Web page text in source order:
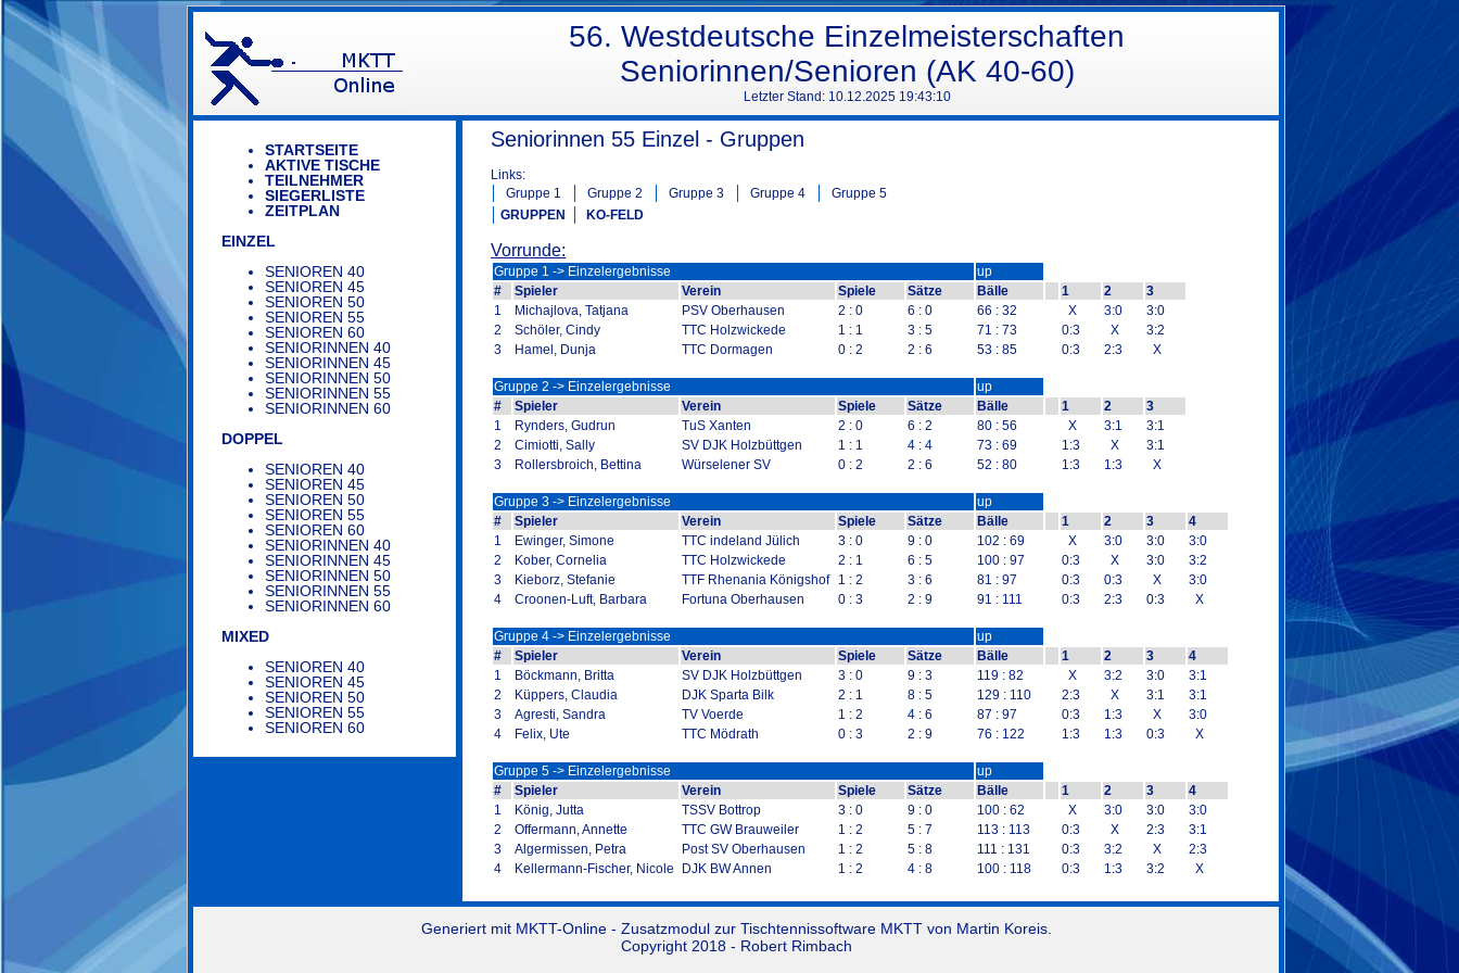
56. Westdeutsche Einzelmeisterschaften
Seniorinnen/Senioren (AK 40-60)
Letzter Stand: 10.12.2025 19:43:10
STARTSEITE
AKTIVE TISCHE
TEILNEHMER
SIEGERLISTE
ZEITPLAN
EINZEL
SENIOREN 40
SENIOREN 45
SENIOREN 50
SENIOREN 55
SENIOREN 60
SENIORINNEN 40
SENIORINNEN 45
SENIORINNEN 50
SENIORINNEN 55
SENIORINNEN 60
DOPPEL
SENIOREN 40
SENIOREN 45
SENIOREN 50
SENIOREN 55
SENIOREN 60
SENIORINNEN 40
SENIORINNEN 45
SENIORINNEN 50
SENIORINNEN 55
SENIORINNEN 60
MIXED
SENIOREN 40
SENIOREN 45
SENIOREN 50
SENIOREN 55
SENIOREN 60
Seniorinnen 55 Einzel - Gruppen
Links:
Gruppe 1
Gruppe 2 Gruppe 3 Gruppe 4
Gruppe 5
GRUPPEN
KO-FELD
Vorrunde:
Gruppe 1 -> Einzelergebnisse
up
#
Spieler Verein Spiele Sätze Bälle 1 2
3
1
Michajlova, Tatjana PSV Oberhausen 2 : 0 6 : 0 66 : 32 X 3:0
3:0
2
Schöler, Cindy TTC Holzwickede 1 : 1 3 : 5 71 : 73 0:3 X
3:2
3
Hamel, Dunja TTC Dormagen 0 : 2 2 : 6 53 : 85 0:3 2:3 X
Gruppe 2 -> Einzelergebnisse
up
#
Spieler Verein Spiele Sätze Bälle 1 2
3
1
Rynders, Gudrun TuS Xanten 2 : 0 6 : 2 80 : 56 X 3:1
3:1
2
Cimiotti, Sally SV DJK Holzbüttgen 1 : 1 4 : 4 73 : 69 1:3 X
3:1
3
Rollersbroich, Bettina Würselener SV 0 : 2 2 : 6 52 : 80 1:3 1:3 X
Gruppe 3 -> Einzelergebnisse
up
#
Spieler Verein Spiele Sätze Bälle 1 2 3
4
1
Ewinger, Simone TTC indeland Jülich 3 : 0 9 : 0 102 : 69 X 3:0 3:0
3:0
2
Kober, Cornelia TTC Holzwickede 2 : 1 6 : 5 100 : 97 0:3 X 3:0
3:2
3
Kieborz, Stefanie TTF Rhenania Königshof 1 : 2 3 : 6 81 : 97 0:3 0:3 X
3:0
4
Croonen-Luft, Barbara Fortuna Oberhausen 0 : 3 2 : 9 91 : 111 0:3 2:3 0:3 X
Gruppe 4 -> Einzelergebnisse
up
#
Spieler Verein Spiele Sätze Bälle 1 2 3
4
1
Böckmann, Britta SV DJK Holzbüttgen 3 : 0 9 : 3 119 : 82 X 3:2 3:0
3:1
2
Küppers, Claudia DJK Sparta Bilk 2 : 1 8 : 5 129 : 110 2:3 X 3:1
3:1
3
Agresti, Sandra TV Voerde 1 : 2 4 : 6 87 : 97 0:3 1:3 X
3:0
4
Felix, Ute TTC Mödrath 0 : 3 2 : 9 76 : 122 1:3 1:3 0:3 X
Gruppe 5 -> Einzelergebnisse
up
#
Spieler Verein Spiele Sätze Bälle 1 2 3
4
1
König, Jutta TSSV Bottrop 3 : 0 9 : 0 100 : 62 X 3:0 3:0
3:0
2
Offermann, Annette TTC GW Brauweiler 1 : 2 5 : 7 113 : 113 0:3 X 2:3
3:1
3
Algermissen, Petra Post SV Oberhausen 1 : 2 5 : 8 111 : 131 0:3 3:2 X
2:3
4
Kellermann-Fischer, Nicole DJK BW Annen 1 : 2 4 : 8 100 : 118 0:3 1:3 3:2 X
Generiert mit MKTT-Online- Zusatzmodul zur Tischtennissoftware MKTTvon Martin Koreis.
Copyright 2018 - Robert Rimbach